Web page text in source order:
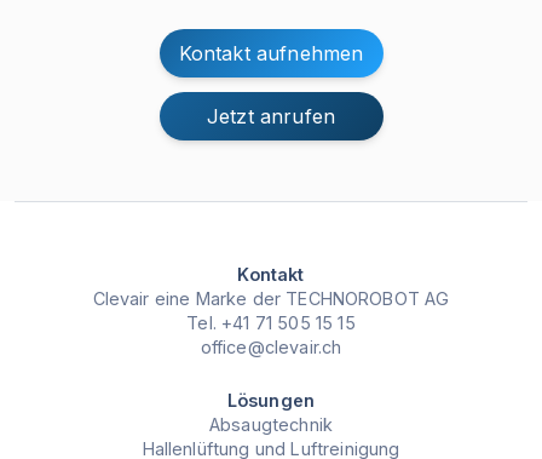
Kontakt aufnehmen
Jetzt anrufen
Kontakt
Clevair eine Marke der TECHNOROBOT AG
Tel. +41 71 505 15 15
office@clevair.ch
Lösungen
Absaugtechnik
Hallenlüftung und Luftreinigung